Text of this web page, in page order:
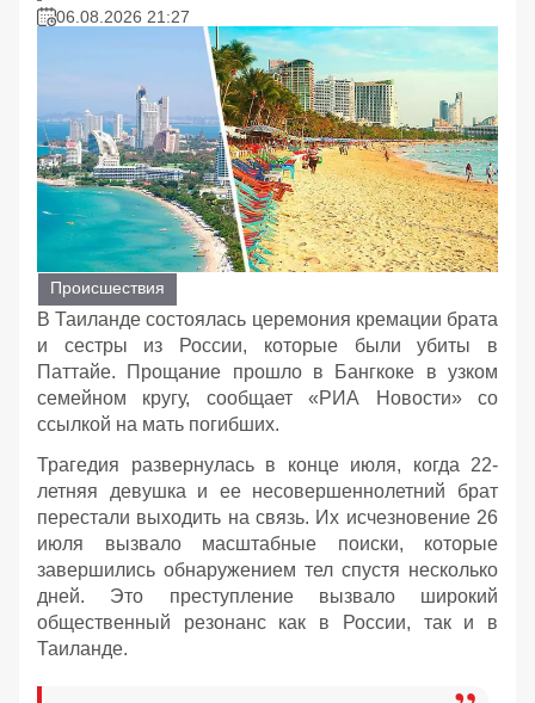
06.08.2026 21:27
Происшествия
В Таиланде состоялась церемония кремации брата
и сестры из России, которые были убиты в
Паттайе. Прощание прошло в Бангкоке в узком
семейном кругу, сообщает «РИА Новости» со
ссылкой на мать погибших.
Трагедия развернулась в конце июля, когда 22-
летняя девушка и ее несовершеннолетний брат
перестали выходить на связь. Их исчезновение 26
июля вызвало масштабные поиски, которые
завершились обнаружением тел спустя несколько
дней. Это преступление вызвало широкий
общественный резонанс как в России, так и в
Таиланде.